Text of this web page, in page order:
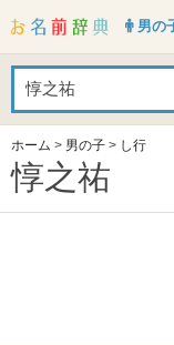
男の
ホーム > 男の子 > し行
惇之祐